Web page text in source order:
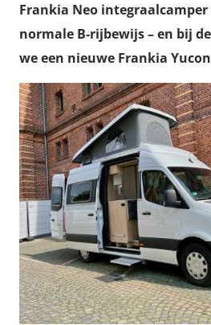
Frankia Neo
normale B-rijbewijs – en bij
we een nieuwe Frankia